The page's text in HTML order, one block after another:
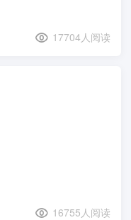
17704人阅读
16755人阅读